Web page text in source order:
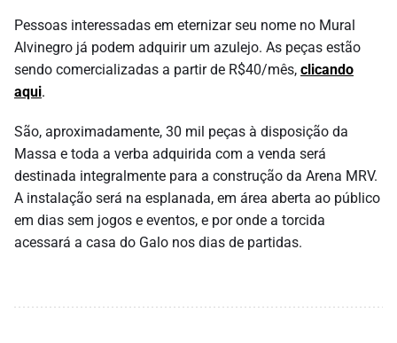
Pessoas interessadas em eternizar seu nome no Mural
Alvinegro já podem adquirir um azulejo. As peças estão
sendo comercializadas a partir de R$40/mês, clicando
aqui.
São, aproximadamente, 30 mil peças à disposição da
Massa e toda a verba adquirida com a venda será
destinada integralmente para a construção da Arena MRV.
A instalação será na esplanada, em área aberta ao público
em dias sem jogos e eventos, e por onde a torcida
acessará a casa do Galo nos dias de partidas.